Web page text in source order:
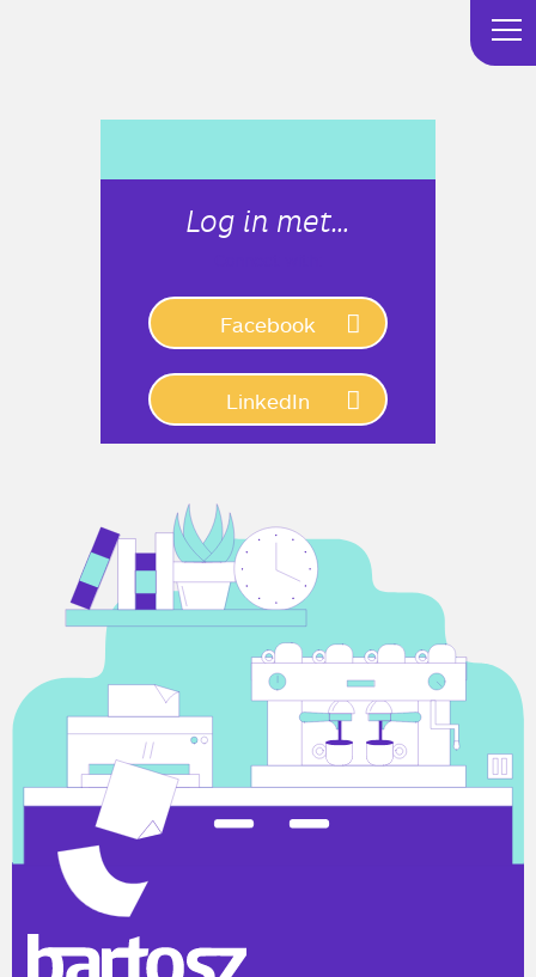
Log in met…
Facebook
LinkedIn